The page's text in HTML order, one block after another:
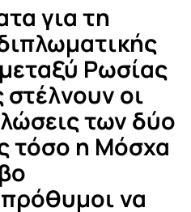
για τη
Ρωσίας
οι
των δύο
τόσο η Μόσχα
να